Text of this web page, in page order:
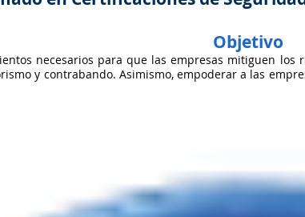
Objetivo
necesarios para que las empresas mitiguen
y contrabando. Asimismo, empoderar a las